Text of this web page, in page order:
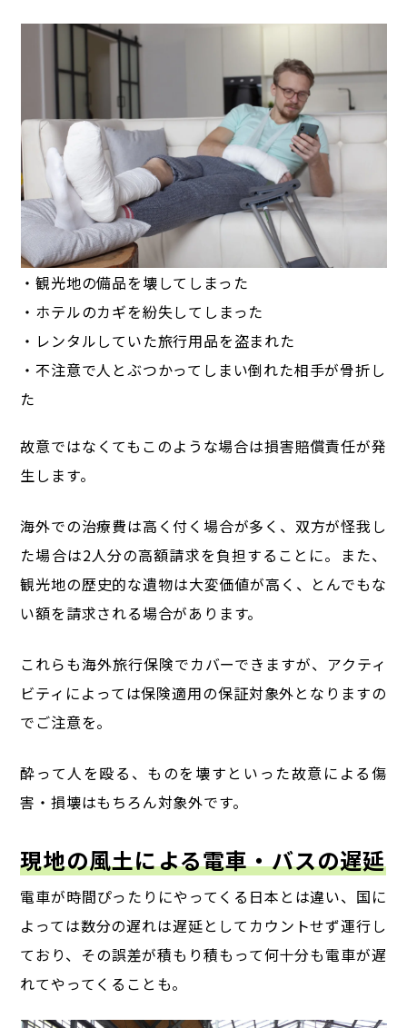
・観光地の備品を壊してしまった
・ホテルのカギを紛失してしまった
・レンタルしていた旅行用品を盗まれた
・不注意で人とぶつかってしまい倒れた相手が骨折し
た
故意ではなくてもこのような場合は損害賠償責任が発
生します。
海外での治療費は高く付く場合が多く、双方が怪我し
た場合は2人分の高額請求を負担することに。
また、
観光地の歴史的な遺物は大変価値が高く、とんでもな
い額を請求される場合があります。
これらも海外旅行保険でカバーできますが、 アクティ
ビティによっては保険適用の保証対象外となりますの
でご注意を。
酔って人を殴る、ものを壊すといった故意による傷
害・損壊はもちろん対象外です。
現地の風土による電車・バスの遅延
電車が時間ぴったりにやってくる日本とは違い、国に
よっては数分の遅れは遅延としてカウントせず運行し
ており、その誤差が積もり積もって何十分も電車が遅
れてやってくることも。